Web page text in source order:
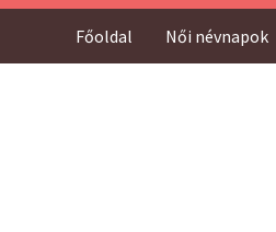
Főoldal Női névnapok